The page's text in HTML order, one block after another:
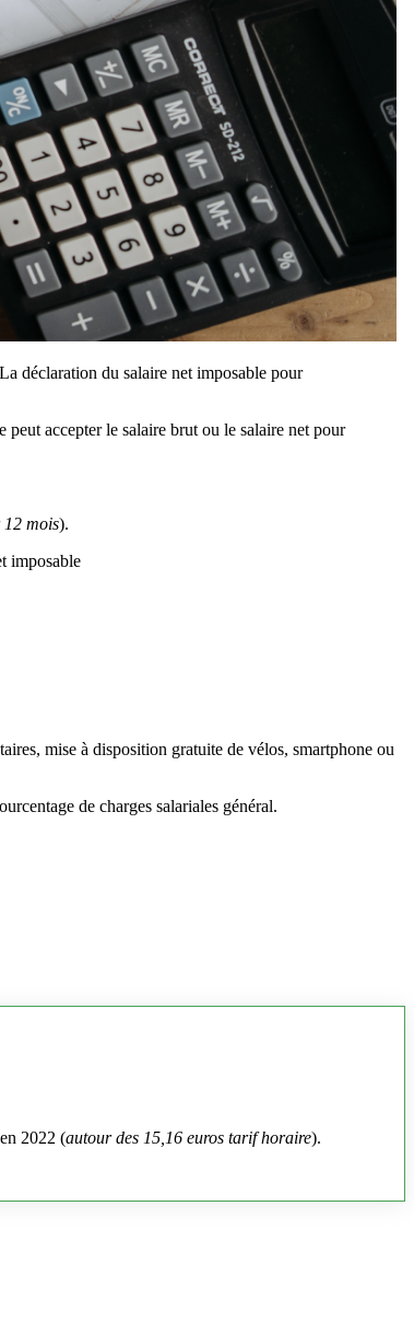
déclaration du salaire net imposable pour
accepter le salaire brut ou le salaire net pour
12 mois).
imposable
mise à disposition gratuite de vélos, smartphone ou
de charges salariales général.
2022 (autour des 15,16 euros tarif horaire).